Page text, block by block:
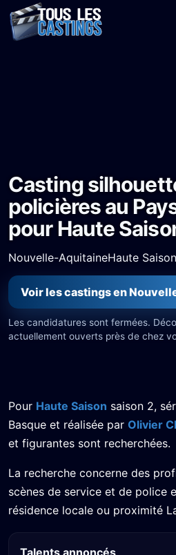
Casting
policières au
pour Haute
Nouvelle-AquitaineHaute
Voir les castings en
Les candidatures sont fermées.
actuellement ouverts près de chez
Pour Haute Saison saison 2,
Basque et réalisée par Olivier
et figurantes sont recherchées.
La recherche concerne des
scènes de service et de police
résidence locale ou proximité
Talents annoncés